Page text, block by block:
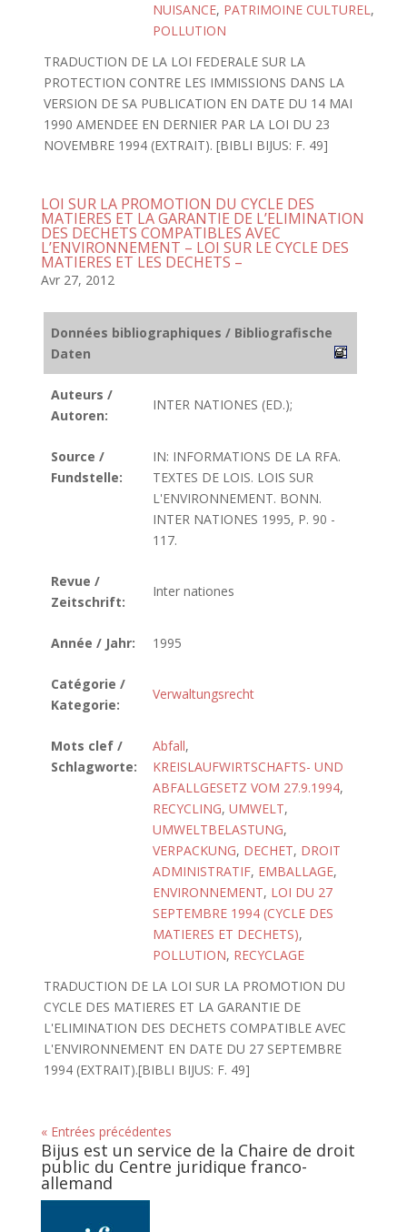
NUISANCE, PATRIMOINE CULTUREL,
POLLUTION
TRADUCTION DE LA LOI FEDERALE SUR LA
PROTECTION CONTRE LES IMMISSIONS DANS LA
VERSION DE SA PUBLICATION EN DATE DU 14 MAI
1990 AMENDEE EN DERNIER PAR LA LOI DU 23
NOVEMBRE 1994 (EXTRAIT). [BIBLI BIJUS: F. 49]
LOI SUR LA PROMOTION DU CYCLE DES
MATIERES ET LA GARANTIE DE L’ELIMINATION
DES DECHETS COMPATIBLES AVEC
L’ENVIRONNEMENT – LOI SUR LE CYCLE DES
MATIERES ET LES DECHETS –
Avr 27, 2012
Données bibliographiques / Bibliografische
Daten
Auteurs /
Autoren:
INTER NATIONES (ED.);
Source /
Fundstelle:
IN: INFORMATIONS DE LA RFA.
TEXTES DE LOIS. LOIS SUR
L'ENVIRONNEMENT. BONN.
INTER NATIONES 1995, P. 90 -
117.
Revue /
Zeitschrift:
Inter nationes
Année / Jahr: 1995
Catégorie /
Kategorie:
Verwaltungsrecht
Mots clef /
Schlagworte:
Abfall,
KREISLAUFWIRTSCHAFTS- UND
ABFALLGESETZ VOM 27.9.1994,
RECYCLING, UMWELT,
UMWELTBELASTUNG,
VERPACKUNG, DECHET, DROIT
ADMINISTRATIF, EMBALLAGE,
ENVIRONNEMENT, LOI DU 27
SEPTEMBRE 1994 (CYCLE DES
MATIERES ET DECHETS),
POLLUTION, RECYCLAGE
TRADUCTION DE LA LOI SUR LA PROMOTION DU
CYCLE DES MATIERES ET LA GARANTIE DE
L'ELIMINATION DES DECHETS COMPATIBLE AVEC
L'ENVIRONNEMENT EN DATE DU 27 SEPTEMBRE
1994 (EXTRAIT).[BIBLI BIJUS: F. 49]
« Entrées précédentes
Bijus est un service de la Chaire de droit
public du Centre juridique franco-
allemand